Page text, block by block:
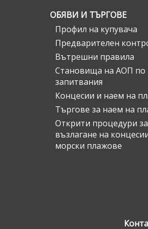
ОБЯВИ И ТЪРГОВЕ
Профил на купувача
Предварителен
Вътрешни правила
Становища на АОП по
запитвания
Концесии и наем на
Търгове за наем на
Открити процедури за
възлагане на
морски плажове